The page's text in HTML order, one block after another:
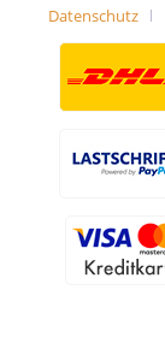
Datenschutz